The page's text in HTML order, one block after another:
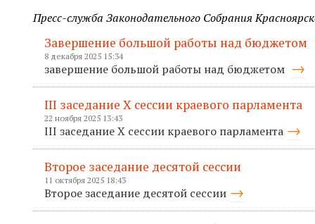
Пресс-служба Законодательного Собрания
Завершение большой работы над бюджетом
8 декабря 2025 15:34
завершение большой работы над бюджетом
III заседание X сессии краевого парламента
22 ноября 2025 13:43
III заседание X сессии краевого парламента
Второе заседание десятой сессии
11 октября 2025 18:43
Второе заседание десятой сессии